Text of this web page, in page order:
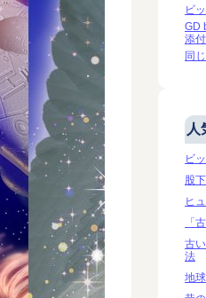
ビ
GD
添
同
人
ビ
股
ヒ
「
古
法
地